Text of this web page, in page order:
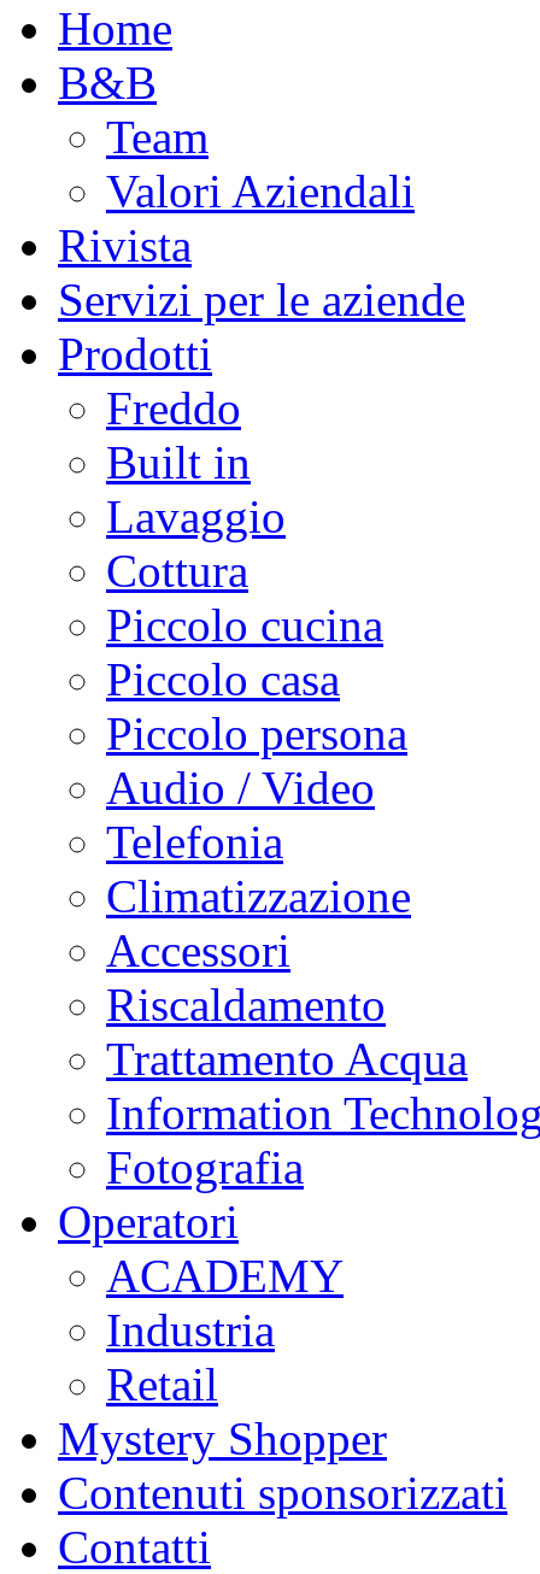
Home
B&B
Team
Valori Aziendali
Rivista
Servizi per le aziende
Prodotti
Freddo
Built in
Lavaggio
Cottura
Piccolo cucina
Piccolo casa
Piccolo persona
Audio / Video
Telefonia
Climatizzazione
Accessori
Riscaldamento
Trattamento Acqua
Information
Fotografia
Operatori
ACADEMY
Industria
Retail
Mystery Shopper
Contenuti sponsorizzati
Contatti